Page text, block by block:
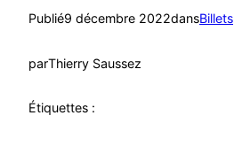
Publié9 décembre 2022dansBillets
parThierry Saussez
Étiquettes :